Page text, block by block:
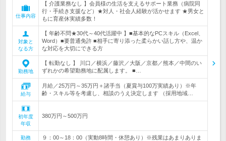
仕事内容
【 介護業務なし 】会員様の生活を支えるサポート業務（病院同
行・手続き支援など）★対人・社会人経験が活かせます ★男女と
もに育産休実績多数！
対象と
なる方
【 年齢不問★30代～40代活躍中 】■基本的なPCスキル（Excel、
Word）■要普通免許 ■相手に寄り添った柔らかい話し方や、温か
な対応を大切にできる方
勤務地
【 転勤なし 】 川口／横浜／藤沢／大阪／京都／熊本／中間のい
ずれかの希望勤務地に配属します。 ■…
給与
月給／25万円～35万円＋諸手当（夏賞与100万実績あり）※年
齢・スキル等を考慮し、相談のうえ決定します （採用地域…
初年度
年収
380万円～500万円
勤務
９：00～18：00（実動8時間・休憩あり）※残業はあまりありま